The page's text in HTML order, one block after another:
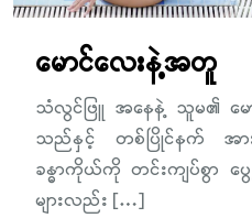
မောင်လေးနဲ့အတူ
သံလွင်ဖြူ အနေနဲ့ သူမ၏ မေ
သည်နှင့် တစ်ပြိုင်နက် အား
ခန္ဓာကိုယ်ကို တင်းကျပ်စွာ
များလည်း […]